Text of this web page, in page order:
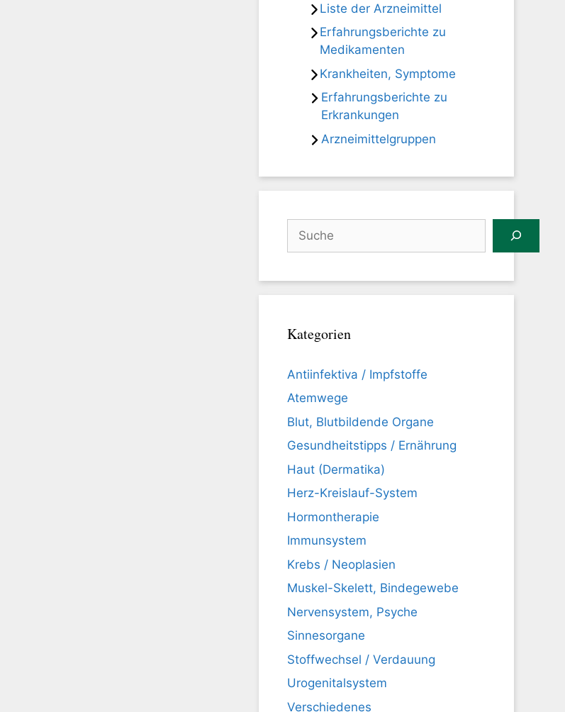
Liste der Arzneimittel
Erfahrungsberichte zu
Medikamenten
Krankheiten, Symptome
Erfahrungsberichte zu
Erkrankungen
Arzneimittelgruppen
Kategorien
Antiinfektiva / Impfstoffe
Atemwege
Blut, Blutbildende Organe
Gesundheitstipps / Ernährung
Haut (Dermatika)
Herz-Kreislauf-System
Hormontherapie
Immunsystem
Krebs / Neoplasien
Muskel-Skelett, Bindegewebe
Nervensystem, Psyche
Sinnesorgane
Stoffwechsel / Verdauung
Urogenitalsystem
Verschiedenes